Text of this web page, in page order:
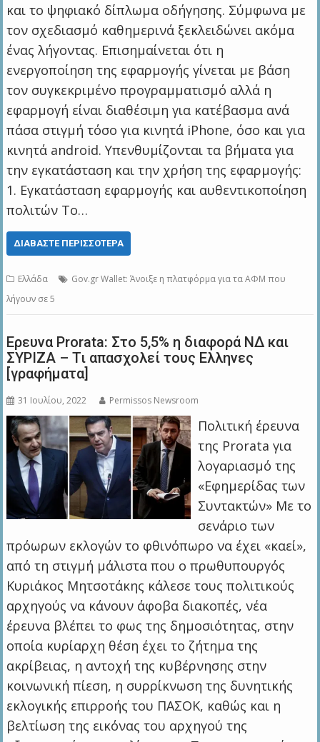
και το ψηφιακό δίπλωμα οδήγησης. Σύμφωνα με
τον σχεδιασμό καθημερινά ξεκλειδώνει ακόμα
ένας λήγοντας. Επισημαίνεται ότι η
ενεργοποίηση της εφαρμογής γίνεται με βάση
τον συγκεκριμένο προγραμματισμό αλλά η
εφαρμογή είναι διαθέσιμη για κατέβασμα ανά
πάσα στιγμή τόσο για κινητά iPhone, όσο και για
κινητά android. Υπενθυμίζονται τα βήματα για
την εγκατάσταση και την χρήση της εφαρμογής:
1. Εγκατάσταση εφαρμογής και αυθεντικοποίηση
πολιτών Το…
ΔΙΑΒΆΣΤΕ ΠΕΡΙΣΣΌΤΕΡΑ
Ελλάδα
Gov.gr Wallet: Άνοιξε η πλατφόρμα για τα ΑΦΜ που
λήγουν σε 5
Ερευνα Prorata: Στο 5,5% η διαφορά ΝΔ και
ΣΥΡΙΖΑ – Τι απασχολεί τους Ελληνες
[γραφήματα]
31 Ιουλίου, 2022 Permissos Newsroom
Πολιτική έρευνα
της Prorata για
λογαριασμό της
«Εφημερίδας των
Συντακτών» Με το
σενάριο των
πρόωρων εκλογών το φθινόπωρο να έχει «καεί»,
από τη στιγμή μάλιστα που ο πρωθυπουργός
Κυριάκος Μητσοτάκης κάλεσε τους πολιτικούς
αρχηγούς να κάνουν άφοβα διακοπές, νέα
έρευνα βλέπει το φως της δημοσιότητας, στην
οποία κυρίαρχη θέση έχει το ζήτημα της
ακρίβειας, η αντοχή της κυβέρνησης στην
κοινωνική πίεση, η συρρίκνωση της δυνητικής
εκλογικής επιρροής του ΠΑΣΟΚ, καθώς και η
βελτίωση της εικόνας του αρχηγού της